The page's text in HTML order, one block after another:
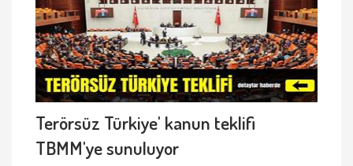
Terörsüz Türkiye' kanun teklifi
TBMM'ye sunuluyor